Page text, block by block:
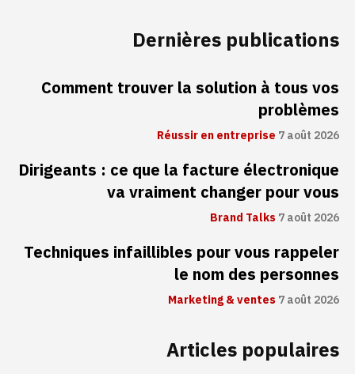
Dernières publications
Comment trouver la solution à tous vos
problèmes
Réussir en entreprise 7 août 2026
Dirigeants : ce que la facture électronique
va vraiment changer pour vous
Brand Talks7 août 2026
Techniques infaillibles pour vous rappeler
le nom des personnes
Marketing & ventes7 août 2026
Articles populaires